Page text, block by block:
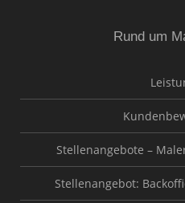
Rund um
Stellenangebote –
Stellenangebot: